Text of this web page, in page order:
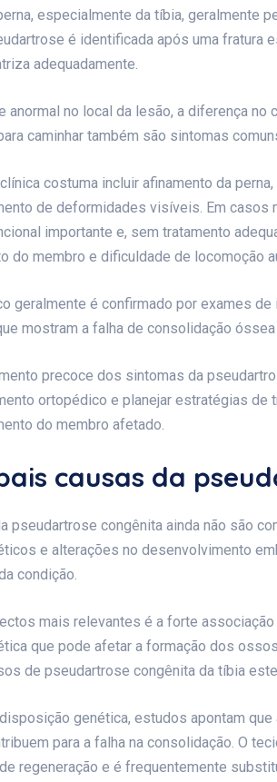
especialmente da tíbia, geralmente
é identificada após uma fratura
adequadamente.
anormal no local da lesão, a diferença
caminhar também são sintomas
costuma incluir afinamento da
de deformidades visíveis. Em casos
importante e, sem tratamento
do membro e dificuldade de locomoção
geralmente é confirmado por exames
mostram a falha de consolidação
precoce dos sintomas da
ortopédico e planejar estratégias de
do membro afetado.
causas da
pseudartrose congênita ainda não são
e alterações no desenvolvimento
condição.
mais relevantes é a forte
que pode afetar a formação dos
de pseudartrose congênita da tíbia
genética, estudos apontam
para a falha na consolidação. O
regeneração e é frequentemente